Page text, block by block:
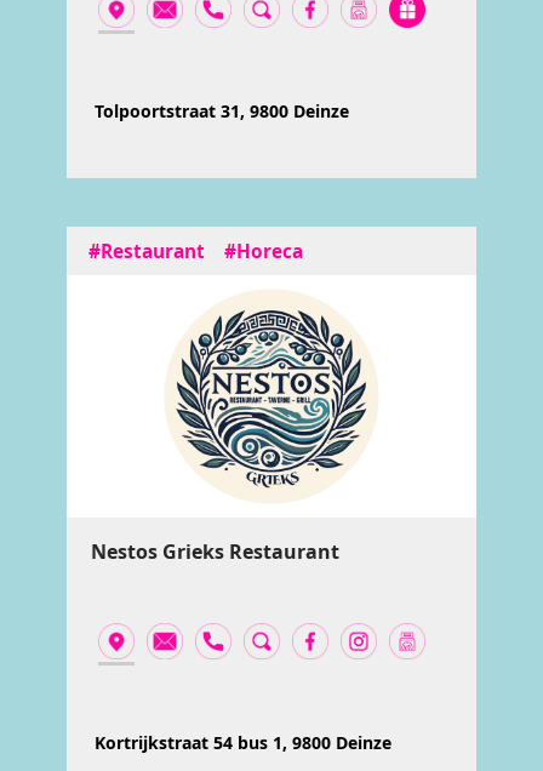
Tolpoortstraat 31, 9800 Deinze
#Restaurant #Horeca
Nestos Grieks Restaurant
Kortrijkstraat 54 bus 1, 9800 Deinze